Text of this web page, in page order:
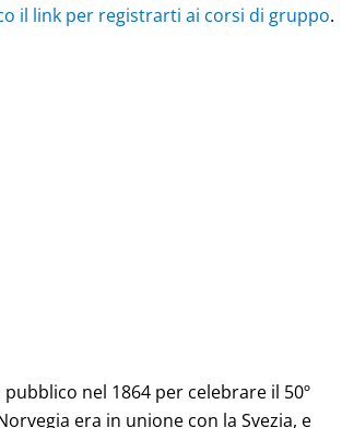
il link per registrarti ai corsi di gruppo.
nel 1864 per celebrare il 50º
era in unione con la Svezia, e